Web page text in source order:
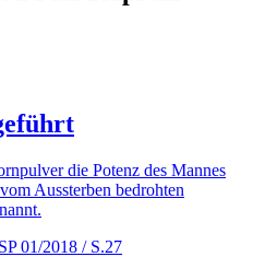
die Potenz des Mannes
Aussterben bedrohten
01/2018 / S.27